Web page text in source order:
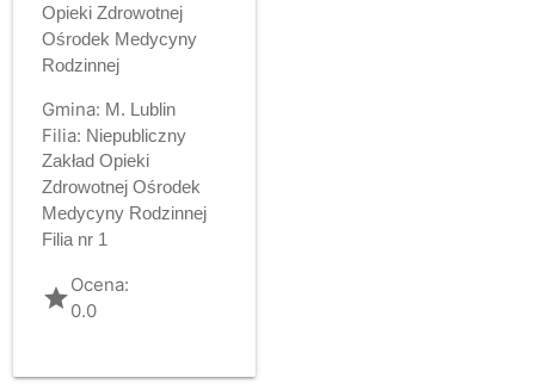
Opieki Zdrowotnej
Ośrodek Medycyny
Rodzinnej
Gmina: M. Lublin
Filia: Niepubliczny
Zakład Opieki
Zdrowotnej Ośrodek
Medycyny Rodzinnej
Filia nr 1
gradeOcena:
0.0